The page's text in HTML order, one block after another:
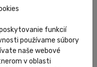
funkcií
používame súbory
naše webové
v oblasti